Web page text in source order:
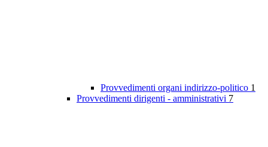
Provvedimenti organi indirizzo-politico 1
Provvedimenti dirigenti - amministrativi 7